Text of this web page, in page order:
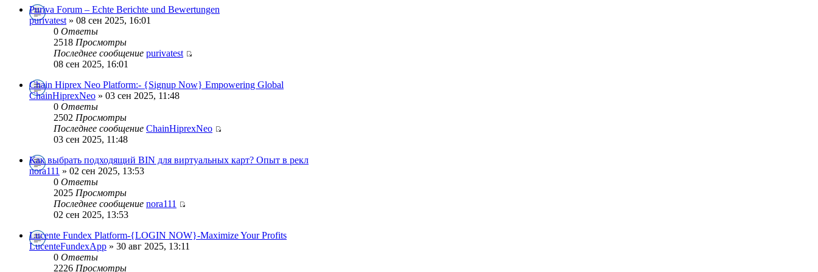
Puriva Forum – Echte Berichte und Bewertungen
purivatest » 08 сен 2025, 16:01
0 Ответы
2518 Просмотры
Последнее сообщение purivatest
08 сен 2025, 16:01
Chain Hiprex Neo Platform:- {Signup Now} Empowering Global
ChainHiprexNeo » 03 сен 2025, 11:48
0 Ответы
2502 Просмотры
Последнее сообщение ChainHiprexNeo
03 сен 2025, 11:48
Как выбрать подходящий BIN для виртуальных карт? Опыт в рекл
nora111 » 02 сен 2025, 13:53
0 Ответы
2025 Просмотры
Последнее сообщение nora111
02 сен 2025, 13:53
Lucente Fundex Platform-{LOGIN NOW}-Maximize Your Profits
LucenteFundexApp » 30 авг 2025, 13:11
0 Ответы
2226 Просмотры